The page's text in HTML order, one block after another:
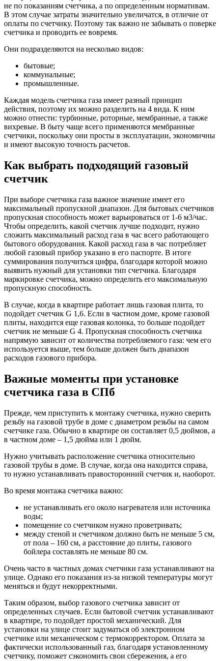
не по показаниям счетчика, а по определенным нормативам.
В этом случае затраты значительно увеличатся, в отличие от
оплаты по счетчику. Поэтому так важно не забывать о поверке
счетчика и проводить ее вовремя.
Они подразделяются на несколько видов:
бытовые;
коммунальные;
промышленные.
Каждая модель счетчика газа имеет разный принцип
действия, поэтому их можно разделить на 4 вида. К ним
можно отнести: турбинные, роторные, мембранные, а также
вихревые. В быту чаще всего применяются мембранные
счетчики, поскольку они просты в эксплуатации, экономичны
и имеют высокую точность расчетов.
Как выбрать подходящий газовый
счетчик
При выборе счетчика газа важное значение имеет его
максимальный пропускной диапазон. Для бытовых счетчиков
пропускная способность может варьироваться от 1-6 м3/час.
Чтобы определить, какой счетчик лучше подходит, нужно
сложить максимальный расход газа в час всего работающего
бытового оборудования. Какой расход газа в час потребляет
любой газовый прибор указано в его паспорте. В итоге
суммирования получиться цифра, благодаря которой можно
выявить нужный для установки тип счетчика. Благодаря
маркировке счетчика, можно определить его максимальную
пропускную способность.
В случае, когда в квартире работает лишь газовая плита, то
подойдет счетчик G 1,6. Если в частном доме, кроме газовой
плиты, находится еще газовая колонка, то больше подойдет
счетчик не меньше G 4. Пропускная способность счетчика
напрямую зависит от количества потребляемого газа: чем его
используется выше, тем больше должен быть диапазон
расходов газового прибора.
Важные моменты при установке
счетчика газа в СПб
Прежде, чем приступить к монтажу счетчика, нужно сверить
резьбу на газовой трубе в доме с диаметром резьбы на самом
счетчике газа. Обычно в квартире он составляет 0,5 дюймов, а
в частном доме – 1,5 дюйма или 1 дюйм.
Нужно учитывать расположение счетчика относительно
газовой трубы в доме. В случае, когда она находится справа,
то нужно устанавливать правосторонний счетчик и, наоборот.
Во время монтажа счетчика важно:
не устанавливать его около нагревателя или источника
воды;
помещение со счетчиком нужно проветривать;
между стеной и счетчиком должно быть не меньше 5 см,
от пола – 160 см, а расстояние до плиты, газового
бойлера составлять не меньше 80 см.
Очень часто в частных домах счетчики газа устанавливают на
улице. Однако его показания из-за низкой температуры могут
меняться и будут некорректными.
Таким образом, выбор газового счетчика зависит от
определенных случаев. Если бытовой счетчик устанавливают
в квартире, то подойдет простой механический. Для
установки на улице стоит задуматься об электронном
счетчике или механическом с термокорректором. Оплата за
фактически использованный газ, благодаря установленному
счетчику, поможет сэкономить свои сбережения, а его